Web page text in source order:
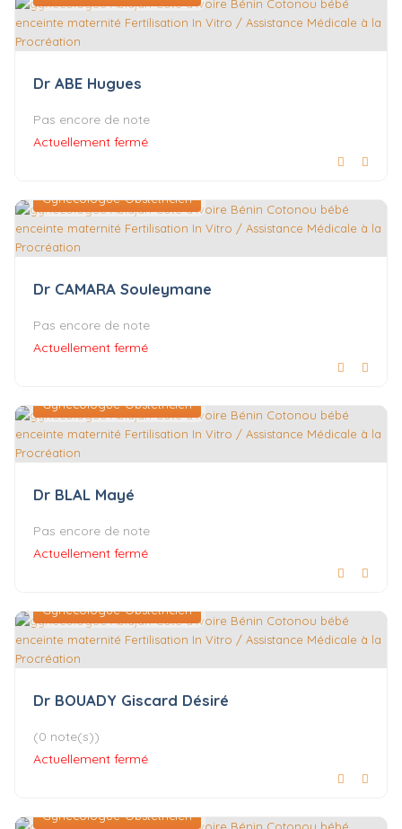
Dr ABE Hugues
Pas encore de note
Actuellement fermé
Gynécologue-Obstétricien
Dr CAMARA Souleymane
Pas encore de note
Actuellement fermé
Gynécologue-Obstétricien
Dr BLAL Mayé
Pas encore de note
Actuellement fermé
Gynécologue-Obstétricien
Dr BOUADY Giscard Désiré
(0 note(s))
Actuellement fermé
Gynécologue-Obstétricien